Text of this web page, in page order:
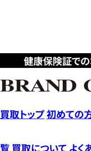
健康保険証で
買取トップ初めての
覧 買取について よく